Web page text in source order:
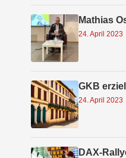
Mathias
24. April 2023
GKB
24. April 2023
DAX-